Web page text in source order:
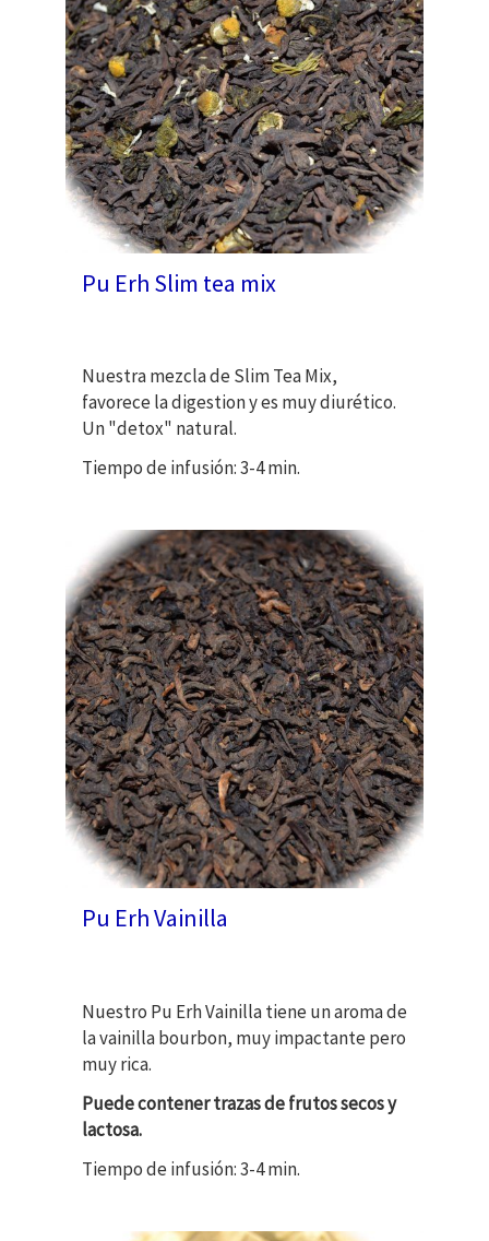
Pu Erh Slim tea mix
Nuestra mezcla de Slim Tea Mix,
favorece la digestion y es muy diurético.
Un "detox" natural.
Tiempo de infusión: 3-4 min.
Pu Erh Vainilla
Nuestro Pu Erh Vainilla tiene un aroma de
la vainilla bourbon, muy impactante pero
muy rica.
Puede contener trazas de frutos secos y
lactosa.
Tiempo de infusión: 3-4 min.